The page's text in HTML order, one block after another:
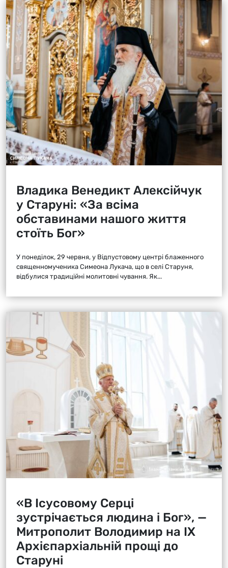
Владика Венедикт Алексійчук
у Старуні: «За всіма
обставинами нашого життя
стоїть Бог»
У понеділок, 29 червня, у Відпустовому центрі блаженного
священномученика Симеона Лукача, що в селі Старуня,
відбулися традиційні молитовні чування. Як...
«В Ісусовому Серці
зустрічається людина і Бог», —
Митрополит Володимир на ІХ
Архієпархіальній прощі до
Старуні